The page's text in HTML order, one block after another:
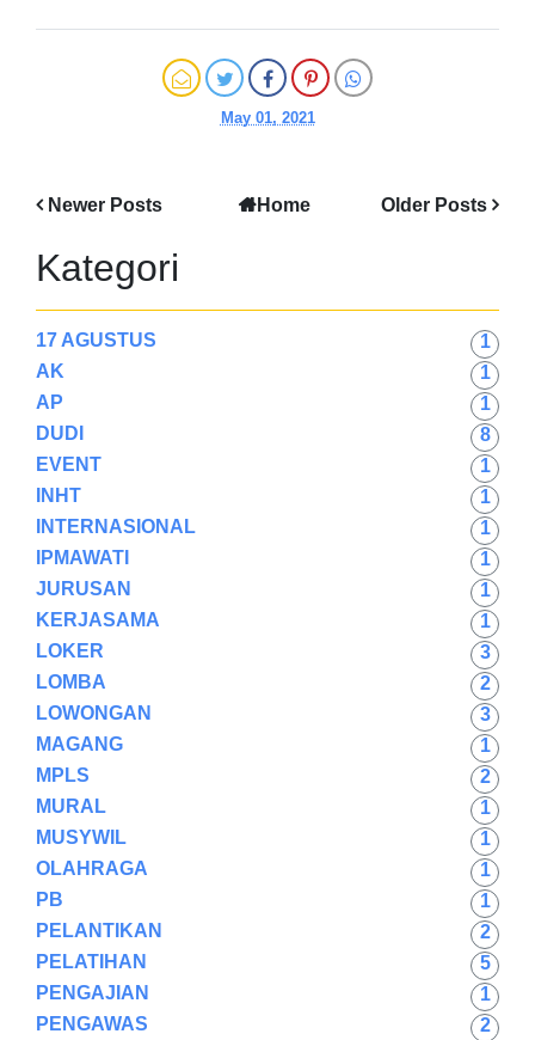
May 01, 2021
Newer Posts Older Posts
Home
Kategori
17 AGUSTUS
1
AK
1
AP
1
DUDI
8
EVENT
1
INHT
1
INTERNASIONAL
1
IPMAWATI
1
JURUSAN
1
KERJASAMA
1
LOKER
3
LOMBA
2
LOWONGAN
3
MAGANG
1
MPLS
2
MURAL
1
MUSYWIL
1
OLAHRAGA
1
PB
1
PELANTIKAN
2
PELATIHAN
5
PENGAJIAN
1
PENGAWAS
2